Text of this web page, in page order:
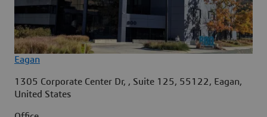
Eagan
1305 Corporate Center Dr, , Suite 125, 55122, Eagan,
United States